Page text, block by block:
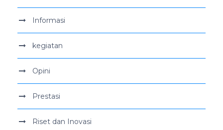
Informasi
kegiatan
Opini
Prestasi
Riset dan Inovasi